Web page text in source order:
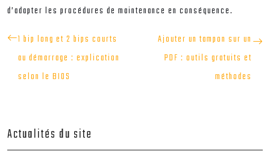
d’adapter les procédures de maintenance en conséquence.
1 bip long et 2 bips courts
au démarrage : explication
selon le BIOS
Ajouter un tampon sur un
PDF : outils gratuits et
méthodes
Actualités du site